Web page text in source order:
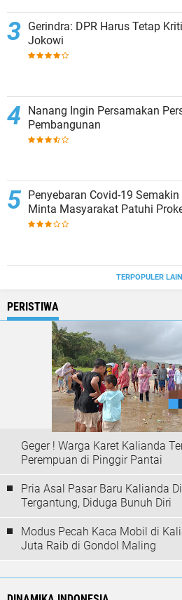
Gerindra: DPR Harus Tetap
Jokowi
Nanang Ingin Persamakan
Pembangunan
Penyebaran Covid-19
Minta Masyarakat Patuhi
TERPOPULER
PERISTIWA
Geger ! Warga Karet Kalianda
Perempuan di Pinggir Pantai
Pria Asal Pasar Baru Kalianda
Tergantung, Diduga Bunuh Diri
Modus Pecah Kaca Mobil di
Juta Raib di Gondol Maling